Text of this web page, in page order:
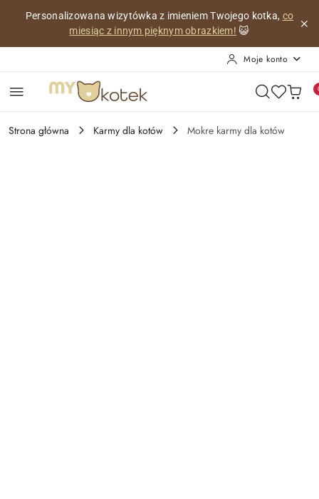
Przejdź do treści głównej
Przejdź do wyszukiwarki
Przejdź do moje konto
Przejdź do menu głównego
Przejdź do opisu produktu
Przejdź do stopki
Personalizowana wizytówka z imieniem Twojego kotka, co
miesiąc z innym pięknym obrazkiem! 😺
Moje konto
Strona główna Karmy dla kotów Mokre karmy dla kotów